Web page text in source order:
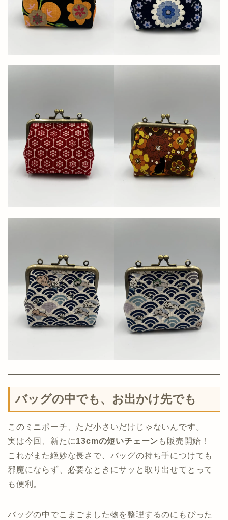
バッグの中でも、お出かけ先でも
このミニポーチ、ただ小さいだけじゃないんです。
実は今回、新たに13cmの短いチェーン も販売開始！
これがまた絶妙な長さで、バッグの持ち手につけても
邪魔にならず、必要なときにサッと取り出せてとって
も便利。
バッグの中でこまごました物を整理するのにもぴった